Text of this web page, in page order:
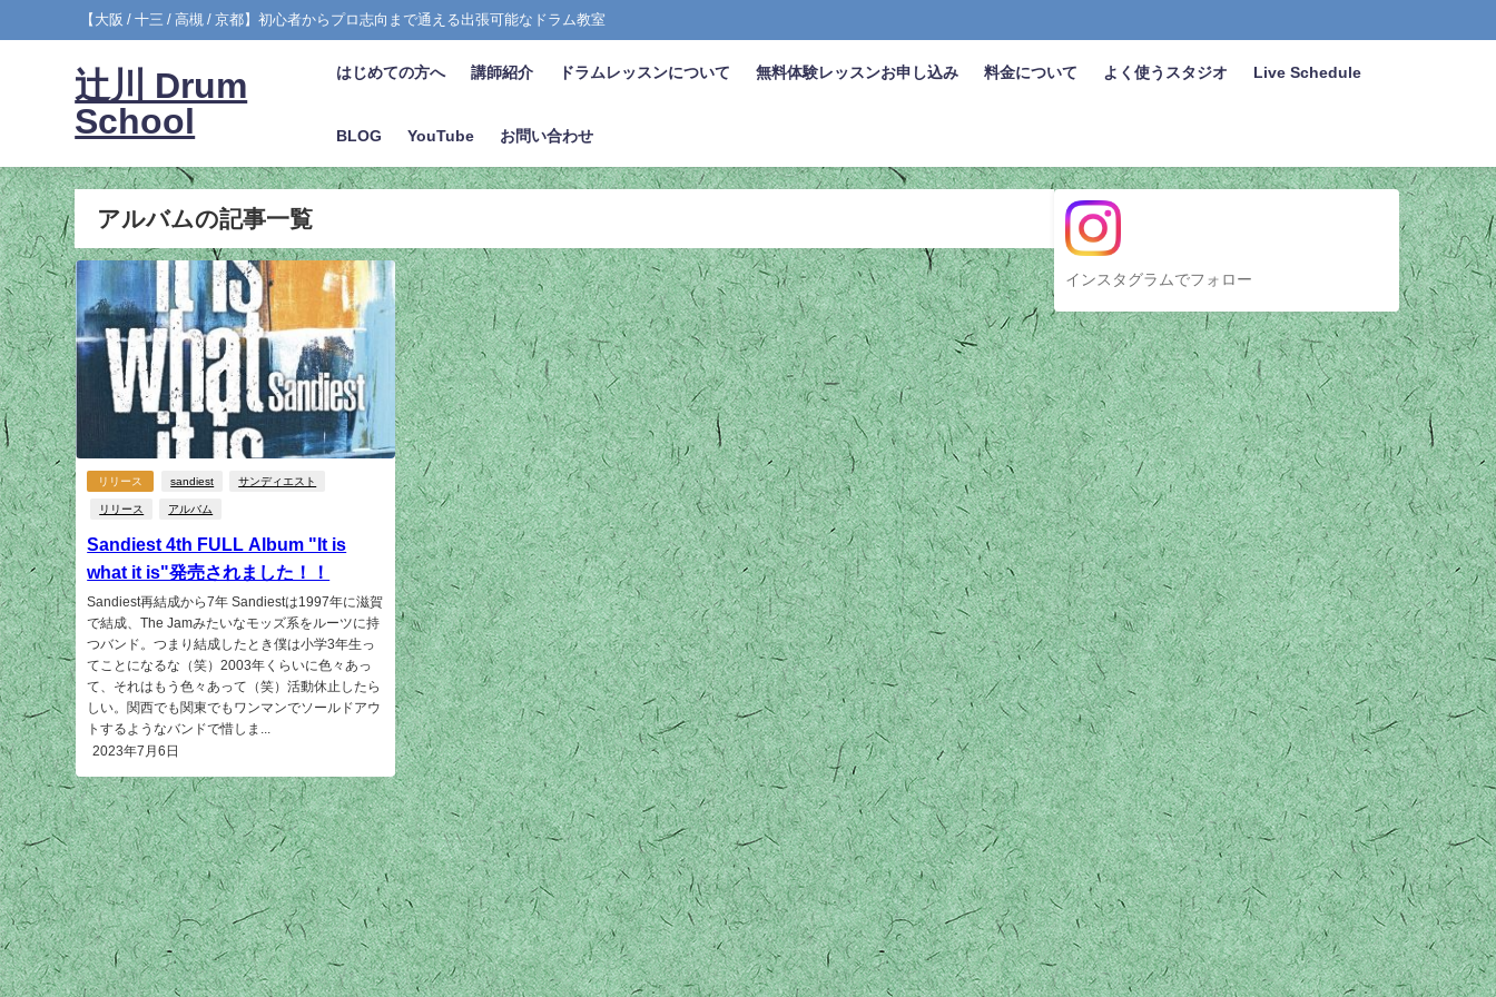
【大阪 / 十三 / 高槻 / 京都】初心者からプロ志向まで通える出張可能なドラム教室
辻川 Drum
School
はじめての方へ 講師紹介 ドラムレッスンについて 無料体験レッスンお申し込み 料金について よく使うスタジオ Live Schedule
BLOG YouTube お問い合わせ
アルバムの記事一覧
リリース sandiest サンディエスト
リリース アルバム
Sandiest 4th FULL Album "It is
what it is"発売されました！！
Sandiest再結成から7年 Sandiestは1997年に滋賀
で結成、The Jamみたいなモッズ系をルーツに持
つバンド。つまり結成したとき僕は小学3年生っ
てことになるな（笑）2003年くらいに色々あっ
て、それはもう色々あって（笑）活動休止したら
しい。関西でも関東でもワンマンでソールドアウ
トするようなバンドで惜しま...
2023年7月6日
インスタグラムでフォロー